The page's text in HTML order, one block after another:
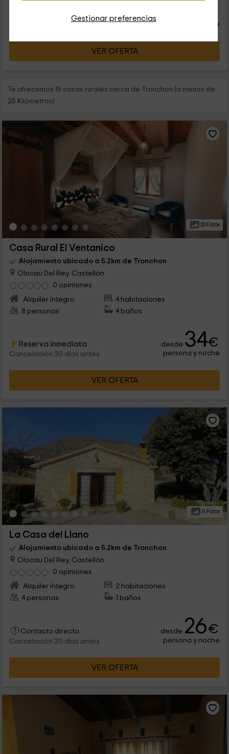
Gestionar preferencias
Contacto directo
persona y noche
VER OFERTA
Te ofrecemos 15 casas rurales cerca de Tronchon (a menos de
25 Kilómetros)
33 Fotos
Casa Rural El Ventanico
Alojamiento ubicado a 5.2km de Tronchon
Olocau Del Rey, Castellón
0 opiniones
Alquiler íntegro
4 habitaciones
8 personas
4 baños
Reserva inmediata
Cancelación 30 días antes
desde 34€
persona y noche
VER OFERTA
11 Fotos
La Casa del Llano
Alojamiento ubicado a 5.2km de Tronchon
Olocau Del Rey, Castellón
0 opiniones
Alquiler íntegro
2 habitaciones
4 personas
1 baños
Contacto directo
Cancelación 30 días antes
desde 26€
persona y noche
VER OFERTA